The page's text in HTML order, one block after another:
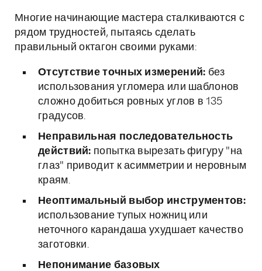
Многие начинающие мастера сталкиваются с
рядом трудностей, пытаясь сделать
правильный октагон своими руками:
Отсутствие точных измерений: без
использования угломера или шаблонов
сложно добиться ровных углов в 135
градусов.
Неправильная последовательность
действий: попытка вырезать фигуру "на
глаз" приводит к асимметрии и неровным
краям.
Неоптимальный выбор инструментов:
использование тупых ножниц или
неточного карандаша ухудшает качество
заготовки.
Непонимание базовых